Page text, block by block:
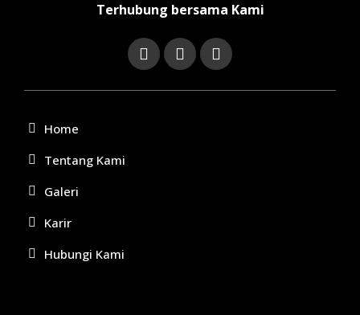
Terhubung bersama Kami
Home
Tentang Kami
Galeri
Karir
Hubungi Kami